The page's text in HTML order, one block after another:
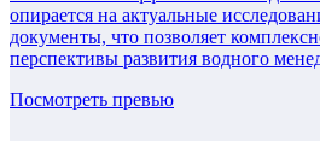
опирается на актуальные
документы, что позволяет
перспективы развития водного
Посмотреть превью